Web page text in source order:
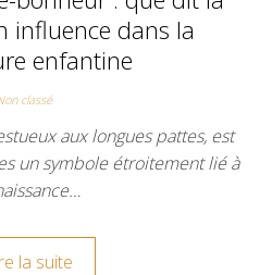
influence dans la
enfantine
classé
aux longues pattes, est
un symbole étroitement lié à
la suite